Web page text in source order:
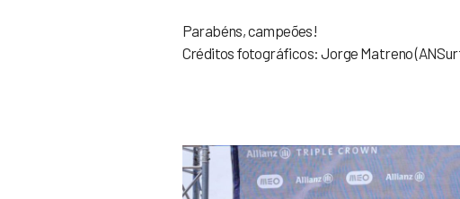
Parabéns, campeões!
Créditos fotográficos: Jorge Matreno